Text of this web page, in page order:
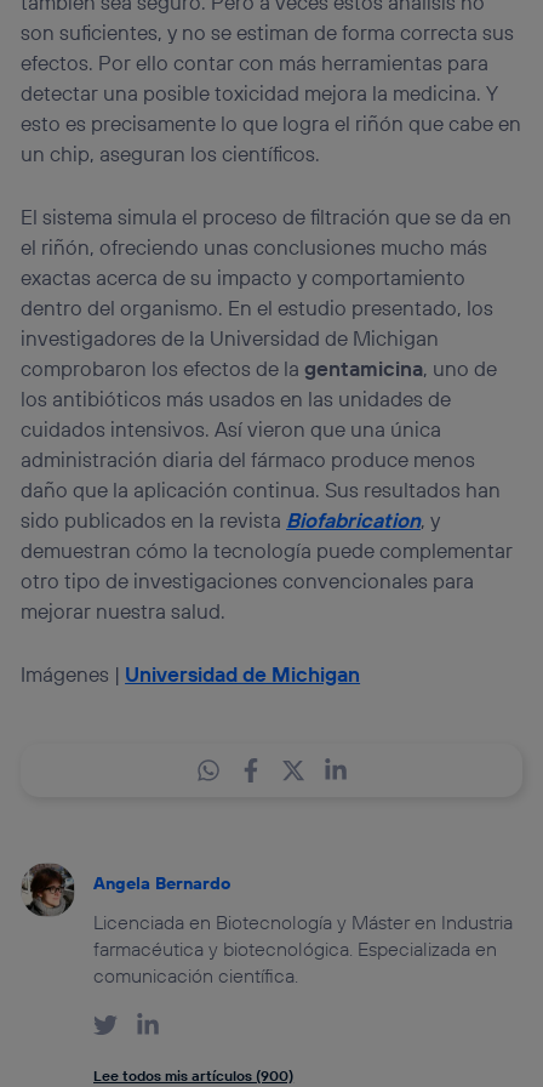
son suficientes, y no se estiman de forma correcta sus
efectos. Por ello contar con más herramientas para
detectar una posible toxicidad mejora la medicina. Y
esto es precisamente lo que logra el riñón que cabe en
un chip, aseguran los científicos.
El sistema simula el proceso de filtración que se da en
el riñón, ofreciendo unas conclusiones mucho más
exactas acerca de su impacto y comportamiento
dentro del organismo. En el estudio presentado, los
investigadores de la Universidad de Michigan
comprobaron los efectos de lagentamicina, uno de
los antibióticos más usados en las unidades de
cuidados intensivos. Así vieron que una única
administración diaria del fármaco produce menos
daño que la aplicación continua. Sus resultados han
sido publicados en la revista Biofabrication, y
demuestran cómo la tecnología puede complementar
otro tipo de investigaciones convencionales para
mejorar nuestra salud.
Imágenes | Universidad de Michigan
Angela Bernardo
Licenciada en Biotecnología y Máster en Industria
farmacéutica y biotecnológica. Especializada en
comunicación científica.
Lee todos mis artículos (900)